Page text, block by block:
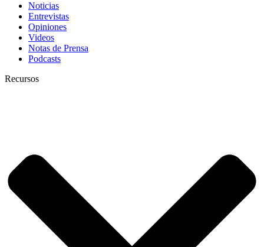
Noticias
Entrevistas
Opiniones
Videos
Notas de Prensa
Podcasts
Recursos